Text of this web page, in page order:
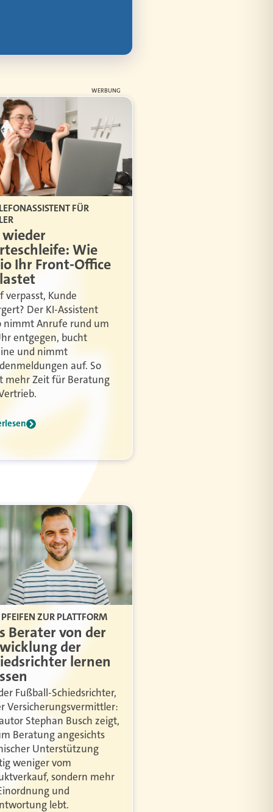
WERBUNG
FÜR
Wie
Ihr Front-Office
verpasst, Kunde
Der KI-Assistent
nimmt Anrufe rund um
entgegen, bucht
und nimmt
auf. So
mehr Zeit für Beratung
ZUR PLATTFORM
Berater von der
der
lernen
Fußball-Schiedsrichter,
Versicherungsvermittler:
Stephan Busch zeigt,
Beratung angesichts
Unterstützung
weniger vom
sondern mehr
und
lebt.